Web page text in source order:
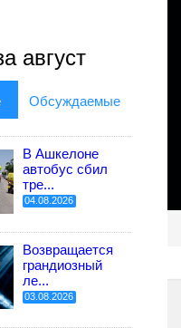
август
Обсуждаемые
В Ашкелоне
автобус сбил
тре...
04.08.2026
Возвращается
грандиозный
ле...
03.08.2026